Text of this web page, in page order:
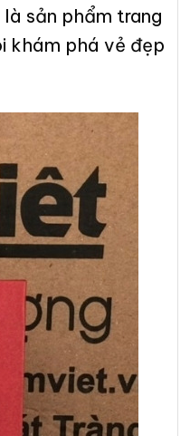
sản phẩm trang
khám phá vẻ đẹp